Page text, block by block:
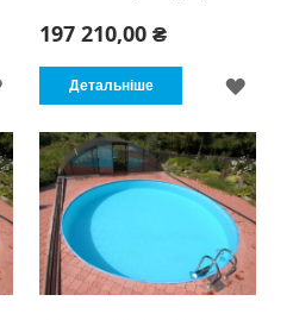
ДОДАТИ
СПИСКУ
БАЖАНЬ
197 210,00 ₴
Детальніше